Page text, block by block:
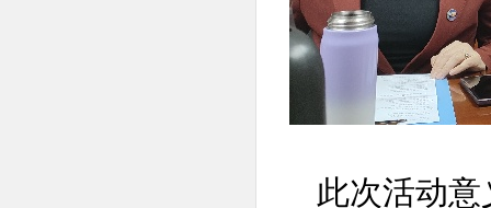
此次活动意